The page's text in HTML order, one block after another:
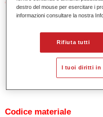
Caratteristiche del
Prodotto alto solido.
Adatto per riparazioni di
anche a temperature
Product Variant
Codice materiale
destro del mouse per esercitare i
informazioni consultare la nostra
Rifiuta tutti
I tuoi diritti in